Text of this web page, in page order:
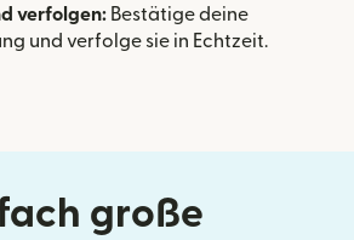
verfolgen: Bestätige deine
und verfolge sie in Echtzeit.
große